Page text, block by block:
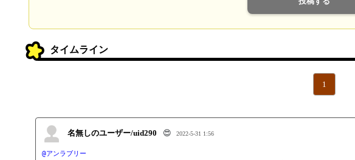
タイムライン
1
名無しのユーザー/uid290 😍 2022-5-31 1:56
@アンラブリー